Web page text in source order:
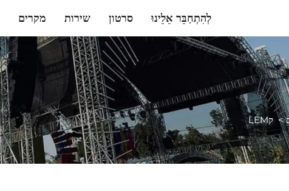
מקרים שירות סרטון לְהִתְחַבֵּר אֵלֵינוּ
> קLEM